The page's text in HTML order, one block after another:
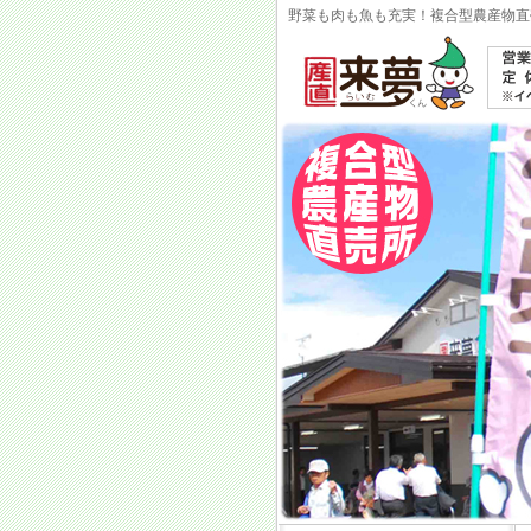
野菜も肉も魚も充実！複合型農産物